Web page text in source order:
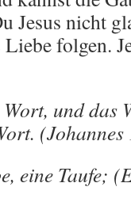
Jesus nicht
folgen.
und das
(Johannes
eine Taufe;